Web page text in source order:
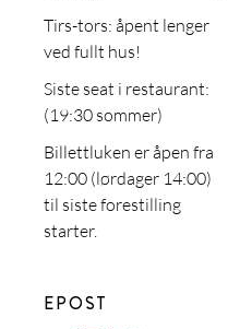
Tirs-tors: åpent lenger
ved fullt hus!
Siste seat i restaurant:
(19:30 sommer)
Billettluken er åpen fra
12:00 (lørdager 14:00)
til siste forestilling
starter.
EPOST